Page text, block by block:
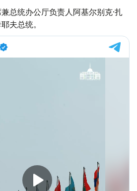
总统办公厅负责人阿基尔别克·扎
夫总统。